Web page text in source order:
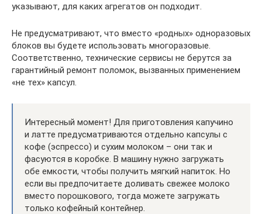
указывают, для каких агрегатов он подходит.
Не предусматривают, что вместо «родных» одноразовых
блоков вы будете использовать многоразовые.
Соответственно, технические сервисы не берутся за
гарантийный ремонт поломок, вызванных применением
«не тех» капсул.
Интересный момент! Для приготовления капучино
и латте предусматриваются отдельно капсулы с
кофе (эспрессо) и сухим молоком – они так и
фасуются в коробке. В машину нужно загружать
обе емкости, чтобы получить мягкий напиток. Но
если вы предпочитаете доливать свежее молоко
вместо порошкового, тогда можете загружать
только кофейный контейнер.